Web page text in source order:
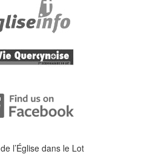
de l’Église dans le Lot